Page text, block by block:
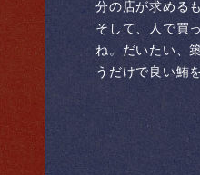
分の店が求める
そして、人で買
ね。だいたい、
うだけで良い鮪